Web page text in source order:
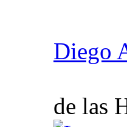
Diego
de las